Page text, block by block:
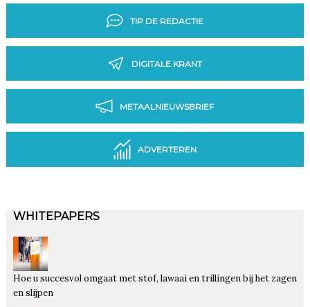
TIP DE REDACTIE
DIGITALE KRANT
METAALNIEUWSBRIEF
ADVERTEREN
WHITEPAPERS
Hoe u succesvol omgaat met stof, lawaai en trillingen bij het zagen
en slijpen